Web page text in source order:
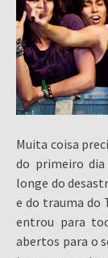
Muita coisa
do primeiro
longe do
e do trauma do
entrou para
abertos para o